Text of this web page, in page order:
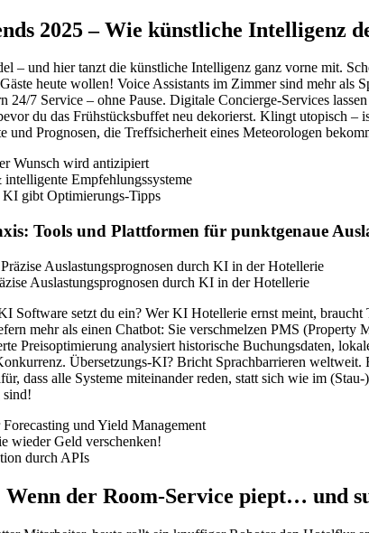
2025 – Wie künstliche Intelligenz
– und hier tanzt die künstliche Intelligenz ganz vorne mit.
heute wollen! Voice Assistants im Zimmer sind mehr
24/7 Service – ohne Pause. Digitale Concierge-Services
du das Frühstücksbuffet neu dekorierst. Klingt utopisch
und Prognosen, die Treffsicherheit eines Meteorologen
Wunsch wird antizipiert
Empfehlungssysteme
gibt Optimierungs-Tipps
Tools und Plattformen für punktgenaue
Auslastungsprognosen durch KI in der Hotellerie
Software setzt du ein? Wer KI Hotellerie ernst meint,
mehr als einen Chatbot: Sie verschmelzen PMS
Preisoptimierung analysiert historische Buchungsdaten,
Übersetzungs-KI? Bricht Sprachbarrieren
dass alle Systeme miteinander reden, statt sich wie im
sind!
und Yield Management
wieder Geld verschenken!
durch APIs
der Room-Service piept… und